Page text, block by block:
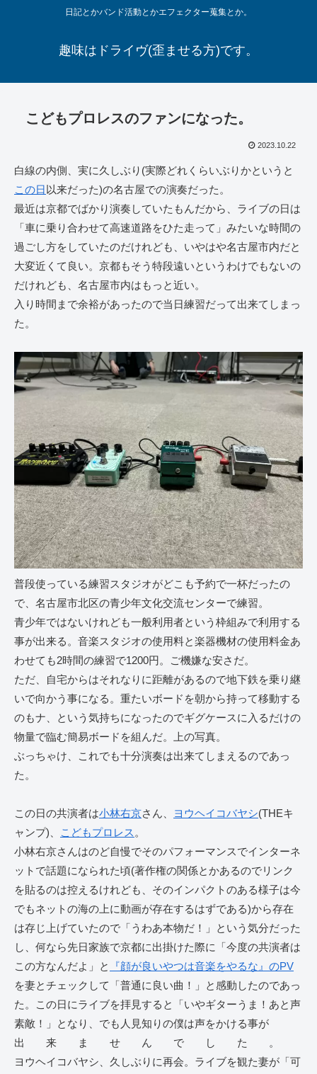
日記とかバンド活動とかエフェクター蒐集とか。
趣味はドライヴ(歪ませる方)です。
こどもプロレスのファンになった。
2023.10.22
白線の内側、実に久しぶり(実際どれくらいぶりかというと
この日 以来だった)の名古屋での演奏だった。
最近は京都でばかり演奏していたもんだから、ライブの日は
「車に乗り合わせて高速道路をひた走って」みたいな時間の
過ごし方をしていたのだけれども、いやはや名古屋市内だと
大変近くて良い。京都もそう特段遠いというわけでもないの
だけれども、名古屋市内はもっと近い。
入り時間まで余裕があったので当日練習だって出来てしまっ
た。
普段使っている練習スタジオがどこも予約で一杯だったの
で、名古屋市北区の青少年文化交流センターで練習。
青少年ではないけれども一般利用者という枠組みで利用する
事が出来る。音楽スタジオの使用料と楽器機材の使用料金あ
わせても2時間の練習で1200円。ご機嫌な安さだ。
ただ、自宅からはそれなりに距離があるので地下鉄を乗り継
いで向かう事になる。重たいボードを朝から持って移動する
のもナ、という気持ちになったのでギグケースに入るだけの
物量で臨む簡易ボードを組んだ。上の写真。
ぶっちゃけ、これでも十分演奏は出来てしまえるのであっ
た。
この日の共演者は小林右京さん、 ヨウヘイコバヤシ(THEキ
ャンプ)、
こどもプロレス 。
小林右京さんはのど自慢でそのパフォーマンスでインターネ
ットで話題になられた頃(著作権の関係とかあるのでリンク
を貼るのは控えるけれども、そのインパクトのある様子は今
でもネットの海の上に動画が存在するはずである)から存在
は存じ上げていたので「うわあ本物だ！」という気分だった
し、何なら先日家族で京都に出掛けた際に「今度の共演者は
この方なんだよ」と
『顔が良いやつは音楽をやるな』のPV
を妻とチェックして「普通に良い曲！」と感動したのであっ
た。この日にライブを拝見すると「いやギターうま！あと声
素敵！」となり、でも人見知りの僕は声をかける事が
出 来 ま せ ん で し た 。
ヨウヘイコバヤシ、久しぶりに再会。ライブを観た妻が「可